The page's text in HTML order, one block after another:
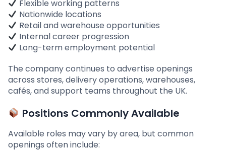
Flexible working patterns
Nationwide locations
Retail and warehouse opportunities
Internal career progression
Long-term employment potential
The company continues to advertise openings
across stores, delivery operations, warehouses,
cafés, and support teams throughout the UK.
Positions Commonly Available
Available roles may vary by area, but common
openings often include: